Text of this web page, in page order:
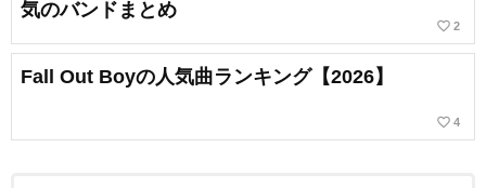
気のバンドまとめ
favorite_border 2
Fall Out Boyの人気曲ランキング【2026】
favorite_border 4